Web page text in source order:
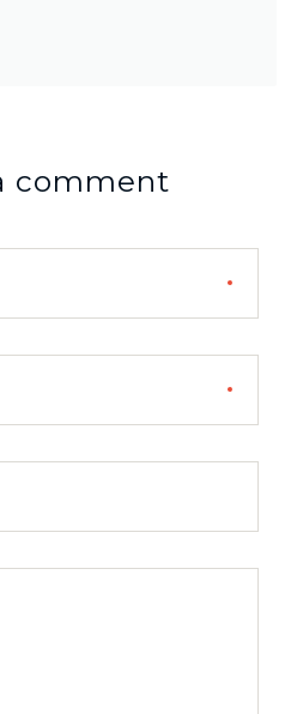
comment